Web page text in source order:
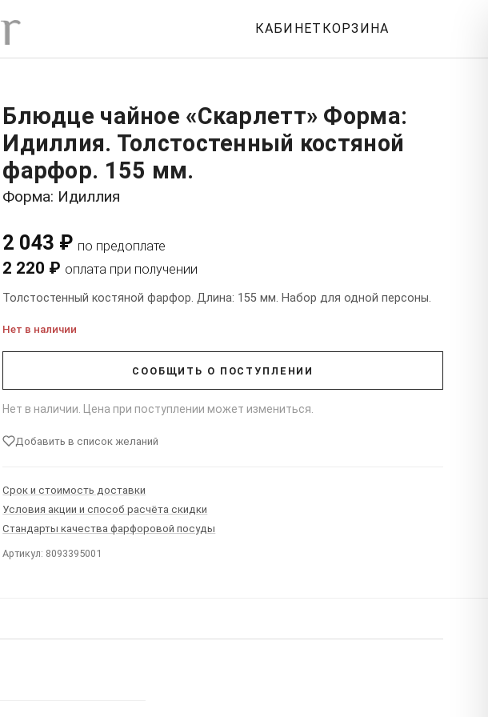
КАБИНЕТ КОРЗИНА
Блюдце чайное «Скарлетт» Форма:
Идиллия. Толстостенный костяной
фарфор. 155 мм.
Форма: Идиллия
2 043 ₽ по предоплате
2 220 ₽ оплата при получении
Толстостенный костяной фарфор. Длина: 155 мм. Набор для одной персоны.
Нет в наличии
СООБЩИТЬ О ПОСТУПЛЕНИИ
Нет в наличии. Цена при поступлении может измениться.
Добавить в список желаний
Срок и стоимость доставки
Условия акции и способ расчёта скидки
Стандарты качества фарфоровой посуды
Артикул: 8093395001